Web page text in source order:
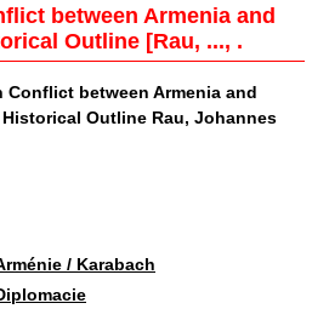
between Armenia and
Outline [Rau, ..., .
Conflict between Armenia and
Outline Rau, Johannes
/ Karabach